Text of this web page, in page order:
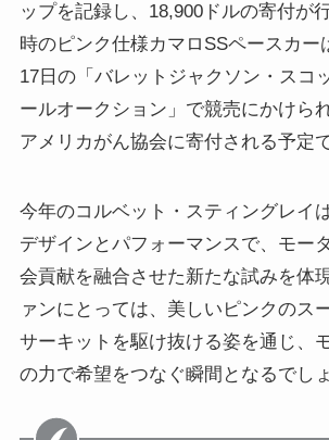
ップを記録し、18,900ドルの寄付が
時のピンク仕様カマロSSペースカー
17日の「バレットジャクソン・スコ
ールオークション」で競売にかけら
アメリカがん協会に寄付される予定で
今年のコルベット・スティングレイ
デザインとパフォーマンスで、モー
会貢献を融合させた新たな試みを体
ァンにとっては、美しいピンクのス
サーキットを駆け抜ける姿を通じ、
の力で希望をつなぐ瞬間となるでしょ